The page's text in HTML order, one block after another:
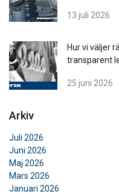
13 juli 2026
Hur vi väljer
transparent
25 juni 2026
Arkiv
Juli 2026
Juni 2026
Maj 2026
Mars 2026
Januari 2026